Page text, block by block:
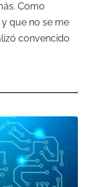
Como
que no se me
convencido